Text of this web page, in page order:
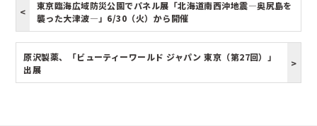
東京臨海広域防災公園でパネル展「北海道南西沖地震―奥尻島を
襲った大津波―」6/30（火）から開催
原沢製薬、「ビューティーワールド ジャパン 東京（第27回）」
出展